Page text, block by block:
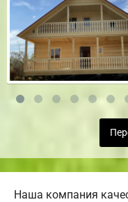
Наша компания